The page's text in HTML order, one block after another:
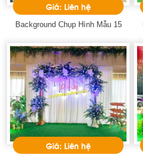
Giá: Liên hệ
Background Chụp Hình Mẫu 15
Giá: Liên hệ